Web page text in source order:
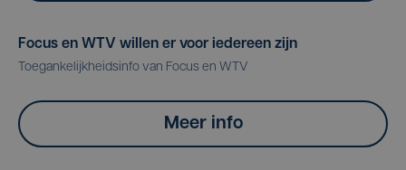
Focus en WTV willen er voor iedereen zijn
Toegankelijkheidsinfo van Focus en WTV
Meer info